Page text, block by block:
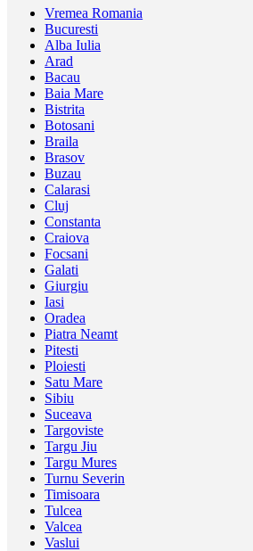
Vremea Romania
Bucuresti
Alba Iulia
Arad
Bacau
Baia Mare
Bistrita
Botosani
Braila
Brasov
Buzau
Calarasi
Cluj
Constanta
Craiova
Focsani
Galati
Giurgiu
Iasi
Oradea
Piatra Neamt
Pitesti
Ploiesti
Satu Mare
Sibiu
Suceava
Targoviste
Targu Jiu
Targu Mures
Turnu Severin
Timisoara
Tulcea
Valcea
Vaslui